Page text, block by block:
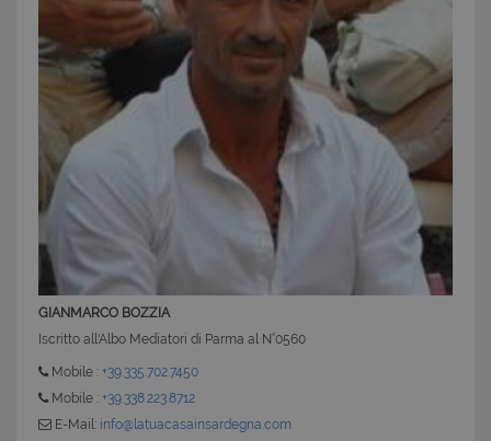
GIANMARCO BOZZIA
Iscritto all'Albo Mediatori di Parma al N°0560
Mobile : +39.335.702.7450
Mobile : +39.338.223.8712
E-Mail: info@latuacasainsardegna.com
www.latuacasainsardegna.com